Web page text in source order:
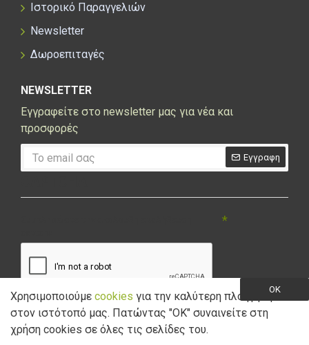
Ιστορικό Παραγγελιών
Newsletter
Δωροεπιταγές
NEWSLETTER
Εγγραφείτε στο newsletter μας για νέα και
προσφορές
Εγγραφη
Έχω διαβάσει και αποδέχομαι την Πολιτική Απορρήτου
OK
Χρησιμοποιούμε cookies για την καλύτερη πλοήγηση
στον ιστότοπό μας. Πατώντας "ΟK" συναινείτε στη
χρήση cookies σε όλες τις σελίδες του.